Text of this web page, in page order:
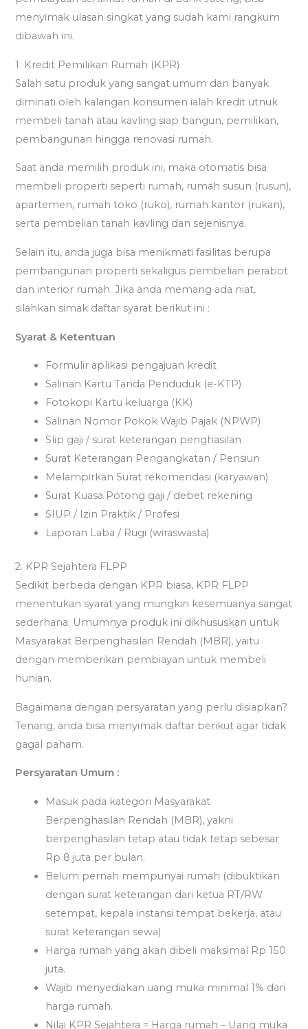
menyimak ulasan singkat yang sudah kami rangkum
dibawah ini.
1. Kredit Pemilikan Rumah (KPR)
Salah satu produk yang sangat umum dan banyak
diminati oleh kalangan konsumen ialah kredit utnuk
membeli tanah atau kavling siap bangun, pemilikan,
pembangunan hingga renovasi rumah.
Saat anda memilih produk ini, maka otomatis bisa
membeli properti seperti rumah, rumah susun (rusun),
apartemen, rumah toko (ruko), rumah kantor (rukan),
serta pembelian tanah kavling dan sejenisnya.
Selain itu, anda juga bisa menikmati fasilitas berupa
pembangunan properti sekaligus pembelian perabot
dan interior rumah. Jika anda memang ada niat,
silahkan simak daftar syarat berikut ini :
Syarat & Ketentuan
Formulir aplikasi pengajuan kredit
Salinan Kartu Tanda Penduduk (e-KTP)
Fotokopi Kartu keluarga (KK)
Salinan Nomor Pokok Wajib Pajak (NPWP)
Slip gaji / surat keterangan penghasilan
Surat Keterangan Pengangkatan / Pensiun
Melampirkan Surat rekomendasi (karyawan)
Surat Kuasa Potong gaji / debet rekening
SIUP / Izin Praktik / Profesi
Laporan Laba / Rugi (wiraswasta)
2. KPR Sejahtera FLPP
Sedikit berbeda dengan KPR biasa, KPR FLPP
menentukan syarat yang mungkin kesemuanya sangat
sederhana. Umumnya produk ini dikhususkan untuk
Masyarakat Berpenghasilan Rendah (MBR), yaitu
dengan memberikan pembiayan untuk membeli
hunian.
Bagaimana dengan persyaratan yang perlu disiapkan?
Tenang, anda bisa menyimak daftar berikut agar tidak
gagal paham.
Persyaratan Umum :
Masuk pada kategori Masyarakat
Berpenghasilan Rendah (MBR), yakni
berpenghasilan tetap atau tidak tetap sebesar
Rp 8 juta per bulan.
Belum pernah mempunyai rumah (dibuktikan
dengan surat keterangan dari ketua RT/RW
setempat, kepala instansi tempat bekerja, atau
surat keterangan sewa)
Harga rumah yang akan dibeli maksimal Rp 150
juta.
Wajib menyediakan uang muka minimal 1% dari
harga rumah.
Nilai KPR Sejahtera = Harga rumah – Uang muka